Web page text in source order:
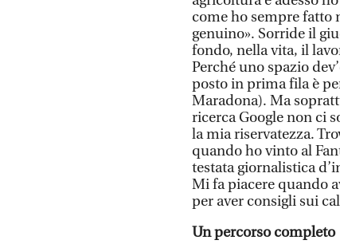
come ho sempre fatto
genuino». Sorride il
fondo, nella vita, il
Perché uno spazio
posto in prima fila è
Maradona). Ma
ricerca Google non ci
la mia riservatezza.
quando ho vinto al
testata giornalistica
Mi fa piacere quando
per aver consigli sui
Un percorso completo